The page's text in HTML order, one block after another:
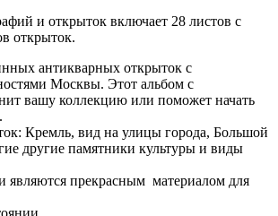
и открыток включает 28 листов с
открыток.
антикварных открыток с
Москвы. Этот альбом с
вашу коллекцию или поможет начать
Кремль, вид на улицы города, Большой
другие памятники культуры и виды
прекрасным материалом для